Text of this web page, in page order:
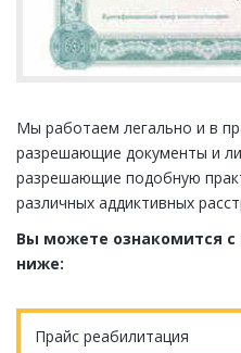
Мы работаем легально и в
разрешающие документы и
разрешающие подобную
различных аддиктивных
Вы можете ознакомится с
ниже:
Прайс реабилитация